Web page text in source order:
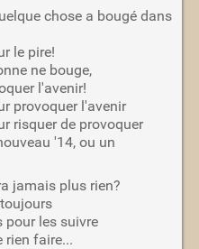
chose a bougé dans
le pire!
ne bouge,
l'avenir!
provoquer l'avenir
risquer de provoquer
'14, ou un
jamais plus rien?
pour les suivre
rien faire...